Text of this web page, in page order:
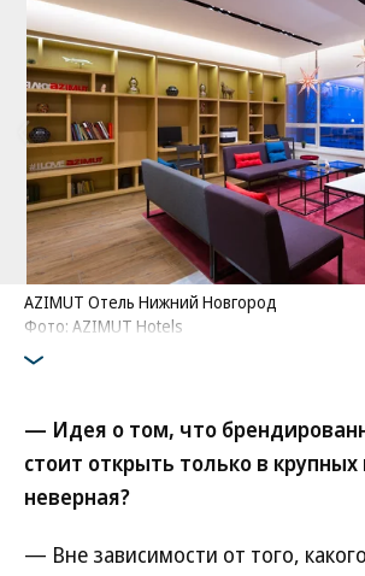
AZIMUT Отель Нижний Новгород
Фото: AZIMUT Hotels
— Идея о том, что
стоит открыть только в крупных
неверная?
— Вне зависимости от того,